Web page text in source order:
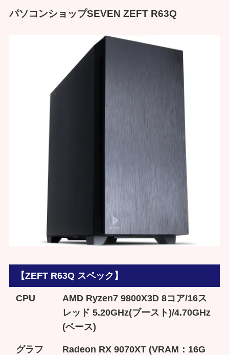
パソコンショップSEVEN ZEFT R63Q
【ZEFT R63Q スペック】
CPU
AMD Ryzen7 9800X3D 8コア/16ス
レッド 5.20GHz(ブースト)/4.70GHz
(ベース)
グラフ
Radeon RX 9070XT (VRAM：16G